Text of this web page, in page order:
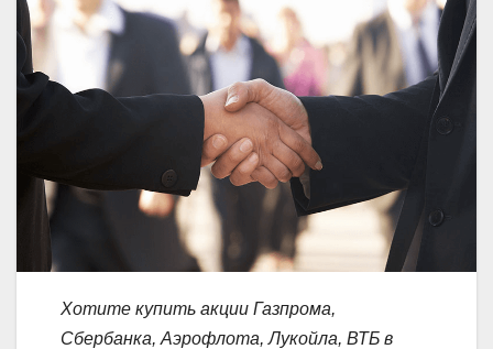
Хотите купить акции Газпрома,
Сбербанка, Аэрофлота, Лукойла, ВТБ в